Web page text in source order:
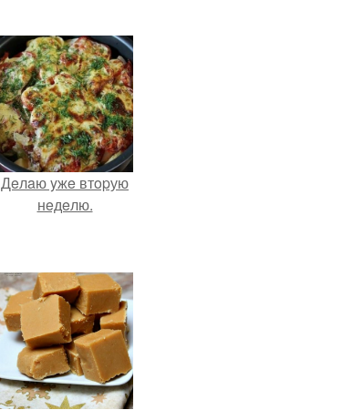
Дeлaю yжe втopую
нeдeлю.